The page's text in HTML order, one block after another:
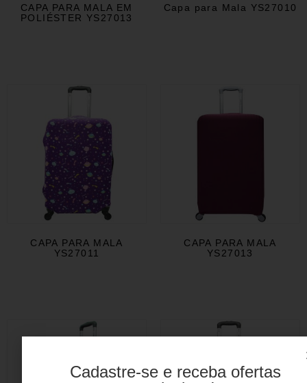
CAPA PARA MALA EM
POLIÉSTER YS27013
Capa para Mala YS27010
CAPA PARA MALA
YS27011
CAPA PARA MALA
YS27013
Cadastre-se e receba ofertas